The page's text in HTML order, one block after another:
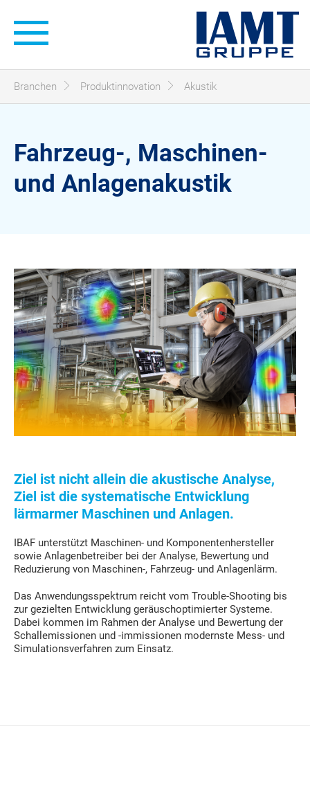
Hauptnavigation
Sie sind hier:
Branchen Produktinnovation Akustik
Fahrzeug-, Maschinen-
und Anlagenakustik
Ziel ist nicht allein die akustische Analyse,
Ziel ist die systematische Entwicklung
lärmarmer Maschinen und Anlagen.
IBAF unterstützt Maschinen- und Komponentenhersteller
sowie Anlagenbetreiber bei der Analyse, Bewertung und
Reduzierung von Maschinen-, Fahrzeug- und Anlagenlärm.
Das Anwendungsspektrum reicht vom Trouble-Shooting bis
zur gezielten Entwicklung geräuschoptimierter Systeme.
Dabei kommen im Rahmen der Analyse und Bewertung der
Schallemissionen und -immissionen modernste Mess- und
Simulationsverfahren zum Einsatz.